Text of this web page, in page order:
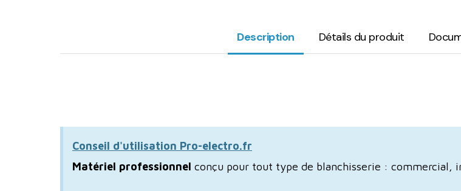
Description Détails du produit
Conseil d'utilisation Pro-electro.fr
Matériel professionnel conçu pour tout type de blanchisserie : commercial,